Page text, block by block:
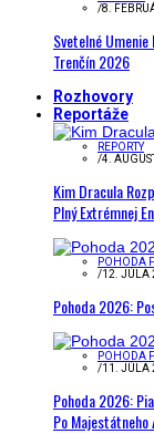
/8.
Svetelné
Trenčín 2026
Rozhovory
Reportáže
REPORTY
/4.
Kim Dracula
Plný Extrémnej
POHODA
/12. JÚLA
Pohoda 2026:
POHODA
/11. JÚLA
Pohoda 2026:
Po Majestátneho